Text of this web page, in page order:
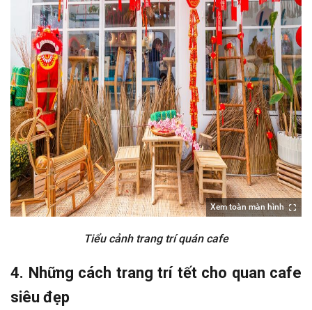
Xem toàn màn hình
Tiểu cảnh trang trí quán cafe
4. Những cách trang trí tết cho quan cafe
siêu đẹp